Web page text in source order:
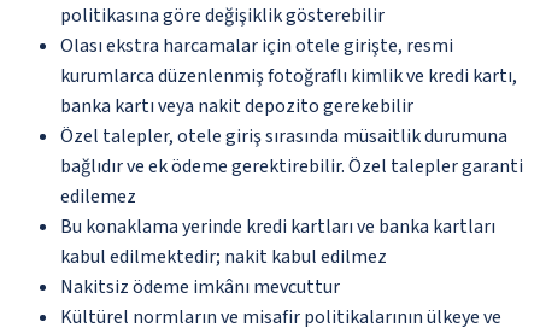
politikasına göre değişiklik gösterebilir
Olası ekstra harcamalar için otele girişte, resmi
kurumlarca düzenlenmiş fotoğraflı kimlik ve kredi kartı,
banka kartı veya nakit depozito gerekebilir
Özel talepler, otele giriş sırasında müsaitlik durumuna
bağlıdır ve ek ödeme gerektirebilir. Özel talepler garanti
edilemez
Bu konaklama yerinde kredi kartları ve banka kartları
kabul edilmektedir; nakit kabul edilmez
Nakitsiz ödeme imkânı mevcuttur
Kültürel normların ve misafir politikalarının ülkeye ve